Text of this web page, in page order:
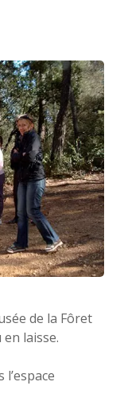
de la Fôret
laisse.